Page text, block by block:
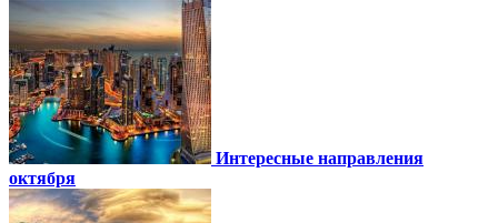
Интересные направления
октября